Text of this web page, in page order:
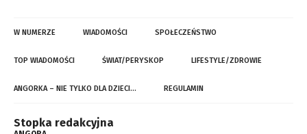
W NUMERZE WIADOMOŚCI SPOŁECZEŃSTWO
TOP WIADOMOŚCI ŚWIAT/PERYSKOP LIFESTYLE/ZDROWIE
ANGORKA – NIE TYLKO DLA DZIECI… REGULAMIN
Stopka redakcyjna